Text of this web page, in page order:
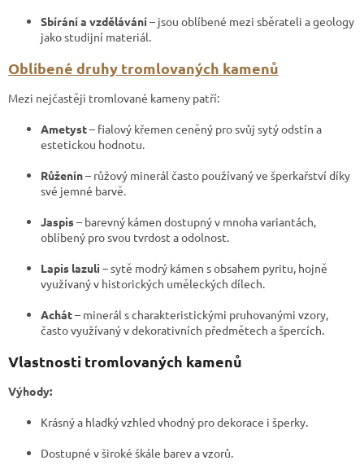
Sbírání a vzdělávání– jsou oblíbené mezi sběrateli a geology
jako studijní materiál.
Oblíbené druhy tromlovaných kamenů
Mezi nejčastěji tromlované kameny patří:
Ametyst– fialový křemen ceněný pro svůj sytý odstín a
estetickou hodnotu.
Růženín– růžový minerál často používaný ve šperkařství díky
své jemné barvě.
Jaspis– barevný kámen dostupný v mnoha variantách,
oblíbený pro svou tvrdost a odolnost.
Lapis lazuli – sytě modrý kámen s obsahem pyritu, hojně
využívaný v historických uměleckých dílech.
Achát– minerál s charakteristickými pruhovanými vzory,
často využívaný v dekorativních předmětech a špercích.
Vlastnosti tromlovaných kamenů
Výhody:
Krásný a hladký vzhled vhodný pro dekorace i šperky.
Dostupné v široké škále barev a vzorů.